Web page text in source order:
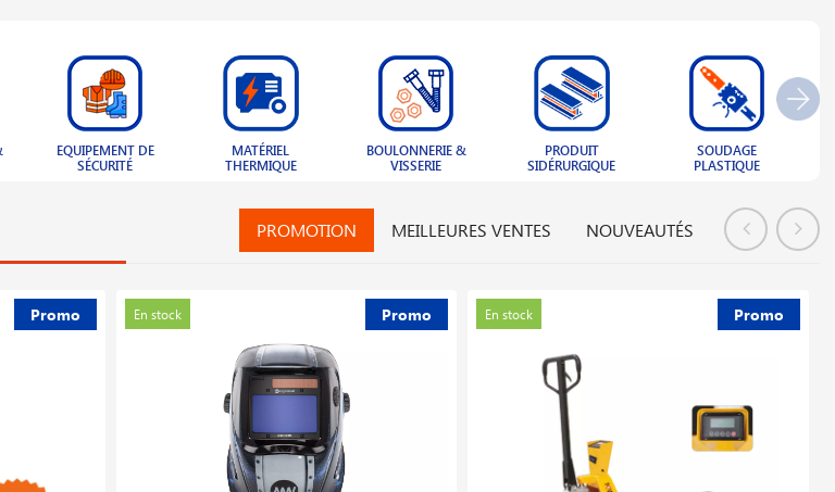
MATÉRIEL
THERMIQUE
BOULONNERIE &
VISSERIE
PRODUIT
SIDÉRURGIQUE
SOUDAGE
PLASTIQUE
CLÔTURE ET
GRILLAGE
PROMOTION MEILLEURES VENTES NOUVEAUTÉS
Promo Promo
En stock Promo
En stock